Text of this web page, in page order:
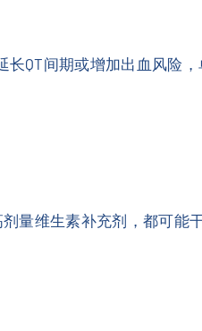
QT间期或增加出血风险
量维生素补充剂，都可能